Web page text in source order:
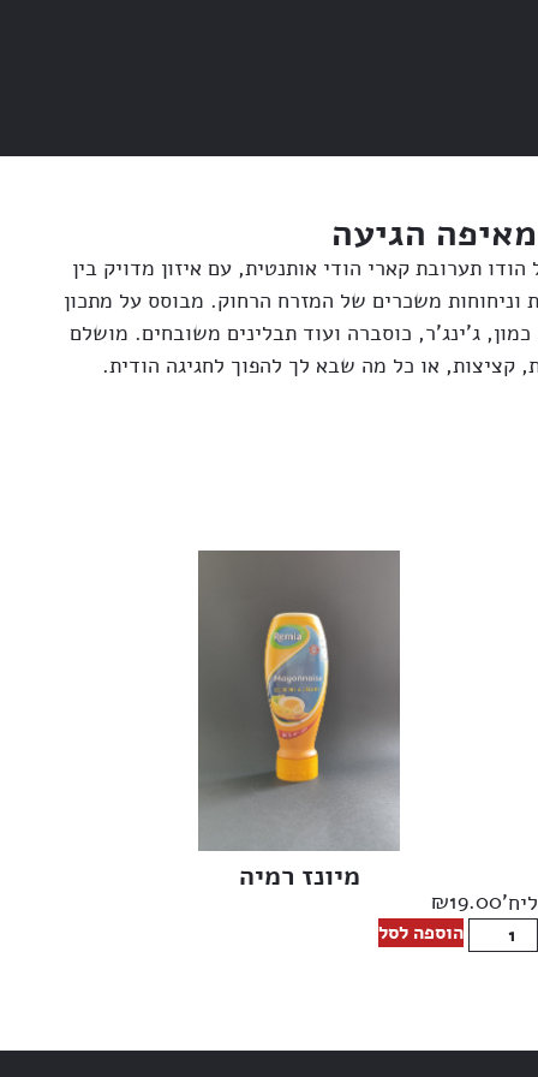
מאיפה הגיעה
תערובת קארי הודי אותנטית, עם איזון מדויק בין
וניחוחות משכרים של המזרח הרחוק. מבוסס על מתכון
ג’ינג’ר, כוסברה ועוד תבלינים משובחים. מושלם
קציצות, או כל מה שבא לך להפוך לחגיגה הודית.
מיונז רמיה
ליח' ₪19.00
הוספה לסל